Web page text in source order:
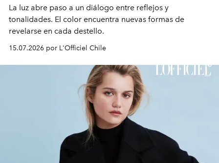
La luz abre paso a un diálogo entre reflejos y
tonalidades. El color encuentra nuevas formas de
revelarse en cada destello.
15.07.2026 por L'Officiel Chile